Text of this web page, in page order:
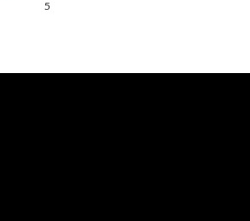
5